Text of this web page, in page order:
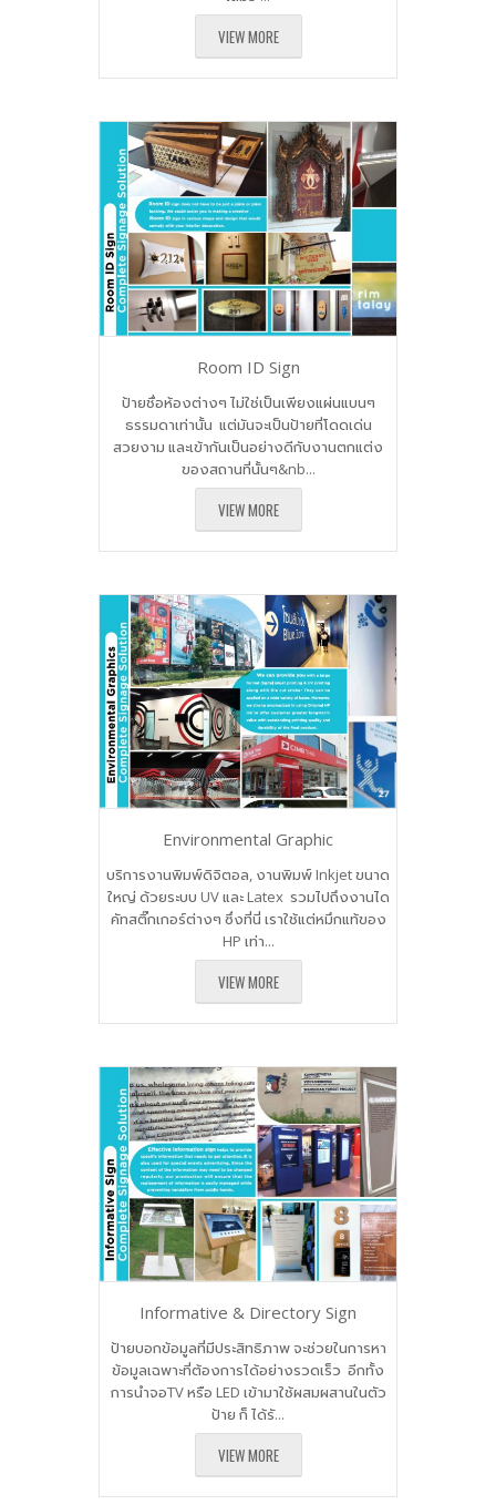
VIEW MORE
Room ID Sign
ป้ายชื่อห้องต่างๆ ไม่ใช่เป็นเพียงแผ่นแบนๆ
ธรรมดาเท่านั้น แต่มันจะเป็นป้ายที่โดดเด่น
สวยงาม และเข้ากันเป็นอย่างดีกับงานตกแต่ง
ของสถานที่นั้นๆ&nb...
VIEW MORE
Environmental Graphic
บริการงานพิมพ์ดิจิตอล, งานพิมพ์ Inkjet ขนาด
ใหญ่ ด้วยระบบ UV และ Latex รวมไปถึงงานได
คัทสติ๊กเกอร์ต่างๆ ซึ่งที่นี่ เราใช้แต่หมึกแท้ของ
HP เท่า...
VIEW MORE
​Informative & Directory Sign
​ป้ายบอกข้อมูลที่มีประสิทธิภาพ จะช่วยในการหา
ข้อมูลเฉพาะที่ต้องการได้อย่างรวดเร็ว อีกทั้ง
การนำจอTV หรือ LED เข้ามาใช้ผสมผสานในตัว
ป้าย ก็ ได้รั...
VIEW MORE